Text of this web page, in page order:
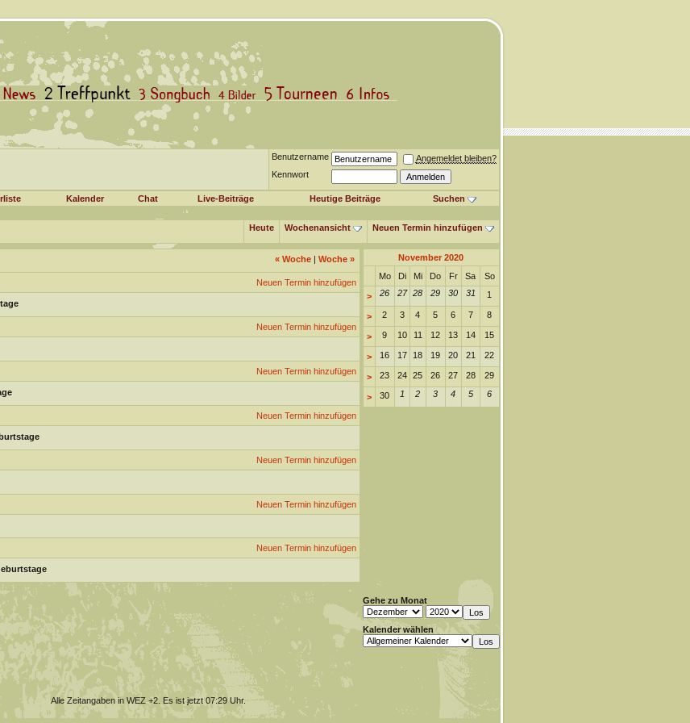
Benutzername
Angemeldet bleiben?
Kennwort
Kalender Chat Live-Beiträge Heutige Beiträge Suchen
Heute Wochenansicht Neuen Termin hinzufügen
«Woche| Woche »
Neuen Termin hinzufügen
Neuen Termin hinzufügen
Neuen Termin hinzufügen
Neuen Termin hinzufügen
Neuen Termin hinzufügen
Neuen Termin hinzufügen
Neuen Termin hinzufügen
November 2020
Mo
Di Mi Do Fr Sa So
> 26 27 28 29 30 31 1
> 2 3 4 5 6 7 8
> 9 10 11 12 13 14 15
> 16 17 18 19 20 21 22
> 23 24 25 26 27 28 29
> 30 1 2 3 4 5 6
Gehe zu Monat
Kalender wählen
Alle Zeitangaben in WEZ +2. Es ist jetzt07:29Uhr.